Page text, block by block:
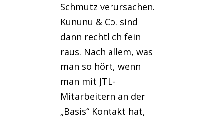
Schmutz verursachen.
Kununu & Co. sind
dann rechtlich fein
raus. Nach allem, was
man so hört, wenn
man mit JTL-
Mitarbeitern an der
„Basis“ Kontakt hat,